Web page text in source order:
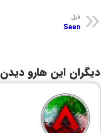
قبل
Seen
دیگران این هارو دیدن